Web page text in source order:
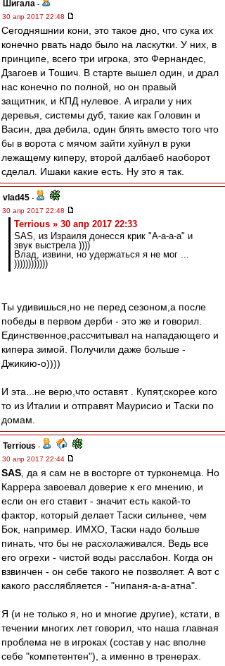
Шигала -
30 апр 2017 22:48
Сегодняшнии кони, это такое дно, что сука их
конечно рвать надо было на ласкутки. У них, в
принципе, всего три игрока, это Фернандес,
Дзагоев и Тошич. В старте вышел один, и драл
нас конечно по полной, но он правый
защитник, и КПД нулевое. А играли у них
деревья, системы дуб, такие как Головин и
Васин, два дебила, один блять вместо того что
бы в ворота с мячом зайти хуйнул в руки
лежащему киперу, второй далбаеб наоборот
сделал. Ишаки какие есть. Ну это я так.
vlad45 -
30 апр 2017 22:48
Terrious » 30 апр 2017 22:33
SAS, из Израиля донесся крик "А-а-а-а" и
звук выстрела ))))
Влад, извини, но удержаться я не мог ...
))))))))))))
Ты удивишься,но не перед сезоном,а после
победы в первом дерби - это же и говорил.
Единственное,рассчитывал на нападающего и
кипера зимой. Получили даже больше -
Джикию-о))))
И эта...не верю,что оставят . Купят,скорее кого
то из Италии и отправят Маурисио и Таски по
домам.
Terrious -
30 апр 2017 22:44
SAS , да я сам не в восторге от турконемца. Но
Каррера завоевал доверие к его мнению, и
если он его ставит - значит есть какой-то
фактор, который делает Таски сильнее, чем
Бок, например. ИМХО, Таски надо больше
пинать, что бы не расхолаживался. Ведь все
его огрехи - чистой воды расслабон. Когда он
взвинчен - он себе такого не позволяет. А вот с
какого расслябляется - "нипаня-а-а-атна".
Я (и не только я, но и многие другие), кстати, в
течении многих лет говорил, что наша главная
проблема не в игроках (состав у нас вполне
себе "компетентен"), а именно в тренерах.